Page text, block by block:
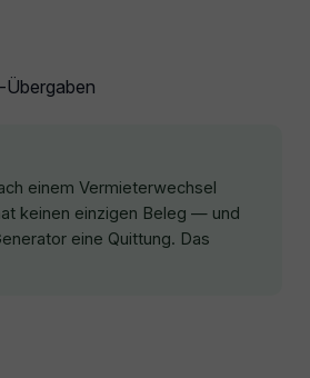
Übergaben
einem Vermieterwechsel
keinen einzigen Beleg — und
eine Quittung. Das